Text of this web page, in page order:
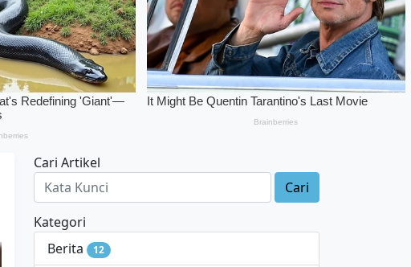
Cari Artikel
Cari
Kategori
Berita
12